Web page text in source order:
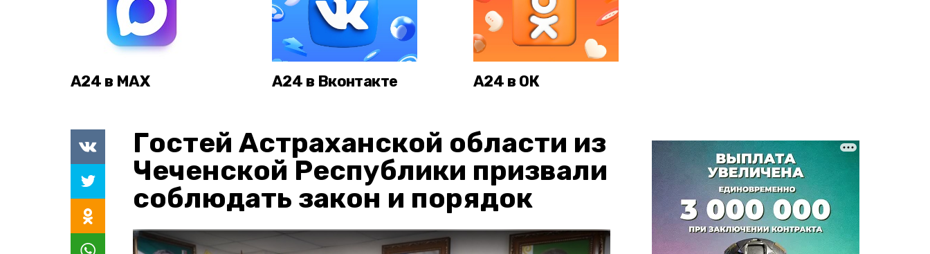
А24 в MAX А24 в Вконтакте А24 в ОК
Гостей Астраханской области из
Чеченской Республики призвали
соблюдать закон и порядок